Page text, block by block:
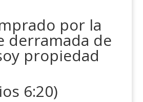
por la
derramada de
propiedad
6:20)